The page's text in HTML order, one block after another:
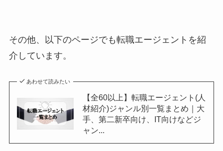
その他、以下のページでも転職エージェントを紹
介しています。
あわせて読みたい
【全60以上】転職エージェント(人
材紹介)ジャンル別一覧まとめ｜大
手、第二新卒向け、IT向けなどジ
ャン...